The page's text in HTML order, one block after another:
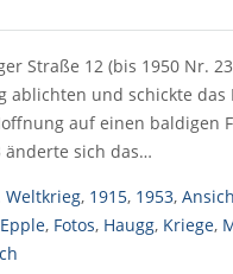
Straße 12 (bis 1950 Nr.
ablichten und schickte das
auf einen baldigen
änderte sich das…
Weltkrieg, 1915, 1953,
Epple, Fotos, Haugg, Kriege,